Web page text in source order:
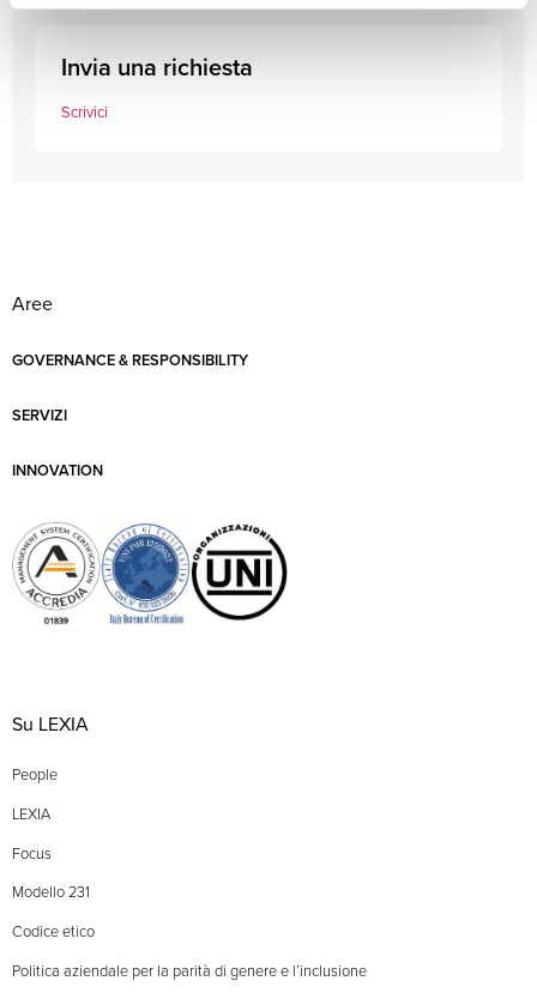
Invia una richiesta
Scrivici
Aree
GOVERNANCE & RESPONSIBILITY
SERVIZI
INNOVATION
Su LEXIA
People
LEXIA
Focus
Modello 231
Codice etico
Politica aziendale per la parità di genere e l’inclusione